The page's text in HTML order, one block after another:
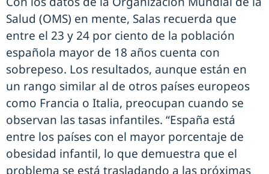
Salud (OMS) en mente, Salas recuerda que
entre el 23 y 24 por ciento de la población
española mayor de 18 años cuenta con
sobrepeso. Los resultados, aunque están en
un rango similar al de otros países europeos
como Francia o Italia, preocupan cuando se
observan las tasas infantiles. “España está
entre los países con el mayor porcentaje de
obesidad infantil, lo que demuestra que el
problema se está trasladando a las próximas